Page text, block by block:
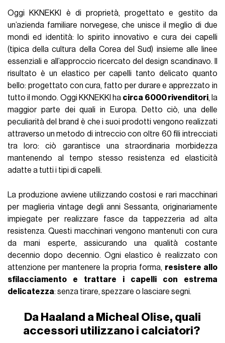
Oggi KKNEKKI è di proprietà, progettato e gestito da
un’azienda familiare norvegese, che unisce il meglio di due
mondi ed identità: lo spirito innovativo e cura dei capelli
(tipica della cultura della Corea del Sud) insieme alle linee
essenziali e all’approccio ricercato del design scandinavo. Il
risultato è un elastico per capelli tanto delicato quanto
bello: progettato con cura, fatto per durare e apprezzato in
tutto il mondo. Oggi KKNEKKI ha circa 6000 rivenditori, la
maggior parte dei quali in Europa. Detto ciò, una delle
peculiarità del brand è che i suoi prodotti vengono realizzati
attraverso un metodo di intreccio con oltre 60 fili intrecciati
tra loro: ciò garantisce una straordinaria morbidezza
mantenendo al tempo stesso resistenza ed elasticità
adatte a tutti i tipi di capelli.
La produzione avviene utilizzando costosi e rari macchinari
per maglieria vintage degli anni Sessanta, originariamente
impiegate per realizzare fasce da tappezzeria ad alta
resistenza. Questi macchinari vengono mantenuti con cura
da mani esperte, assicurando una qualità costante
decennio dopo decennio. Ogni elastico è realizzato con
attenzione per mantenere la propria forma, resistere allo
sfilacciamento e trattare i capelli con estrema
delicatezza: senza tirare, spezzare o lasciare segni.
Da Haaland a Micheal Olise, quali
accessori utilizzano i calciatori?